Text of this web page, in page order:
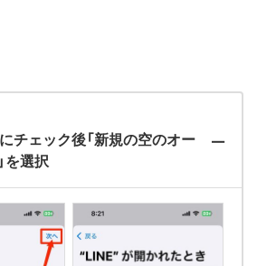
にチェック後「新規の空のオー
を選択